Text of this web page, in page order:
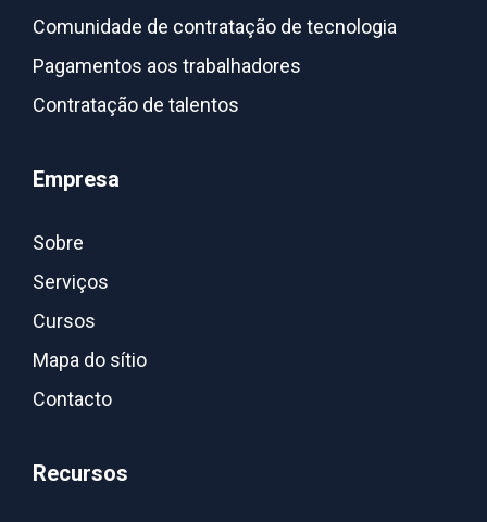
Comunidade de contratação de tecnologia
Pagamentos aos trabalhadores
Contratação de talentos
Empresa
Sobre
Serviços
Cursos
Mapa do sítio
Contacto
Recursos